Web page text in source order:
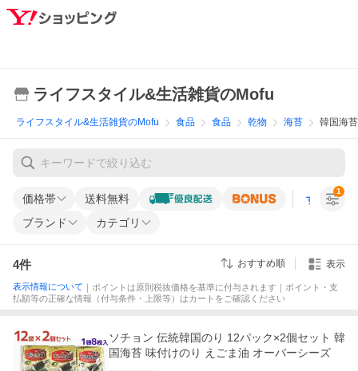
ライフスタイル&生活雑貨のMofu
ライフスタイル&生活雑貨のMofu 食品 食品 乾物 海苔 韓国海苔
価格帯 送料無料 すべての条
ブランド カテゴリ
1
4件 おすすめ順 表示
表示情報について ｜ポイントは原則税抜価格を基準に付与されます｜ポイント・支
払額等の正確な情報（付与条件・上限等）はカートをご確認ください
ソチョン 伝統韓国のり 12パック×2個セット 韓
国海苔 味付けのり えごま油 オーバーシーズ